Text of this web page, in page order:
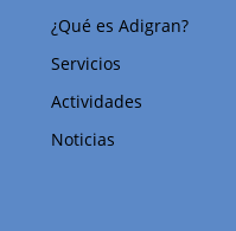
¿Qué es Adigran?
Servicios
Actividades
Noticias